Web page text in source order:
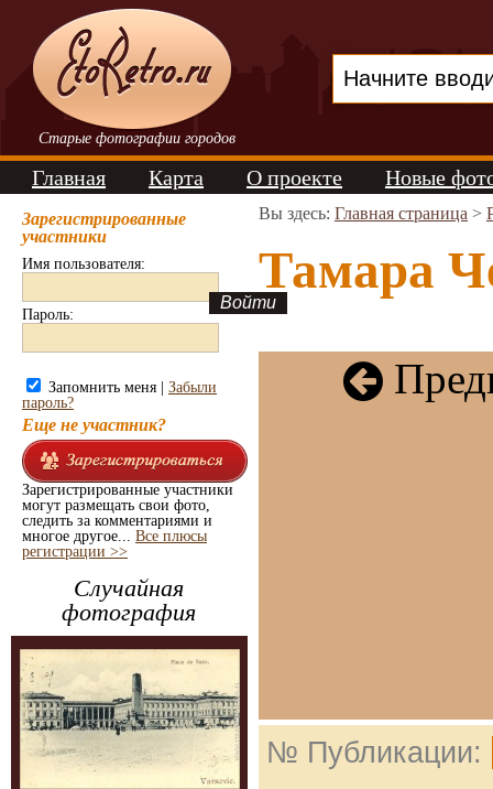
Старые фотографии городов
Главная Карта О проекте Новые
Зарегистрированные
участники
Имя пользователя:
Пароль:
Запомнить меня | Забыли
пароль?
Еще не участник?
Зарегистрированные участники
могут размещать свои фото,
следить за комментариями и
многое другое... Все плюсы
регистрации >>
Случайная
фотография
Вы здесь: Главная страница >
Тамара
№ Публикации: